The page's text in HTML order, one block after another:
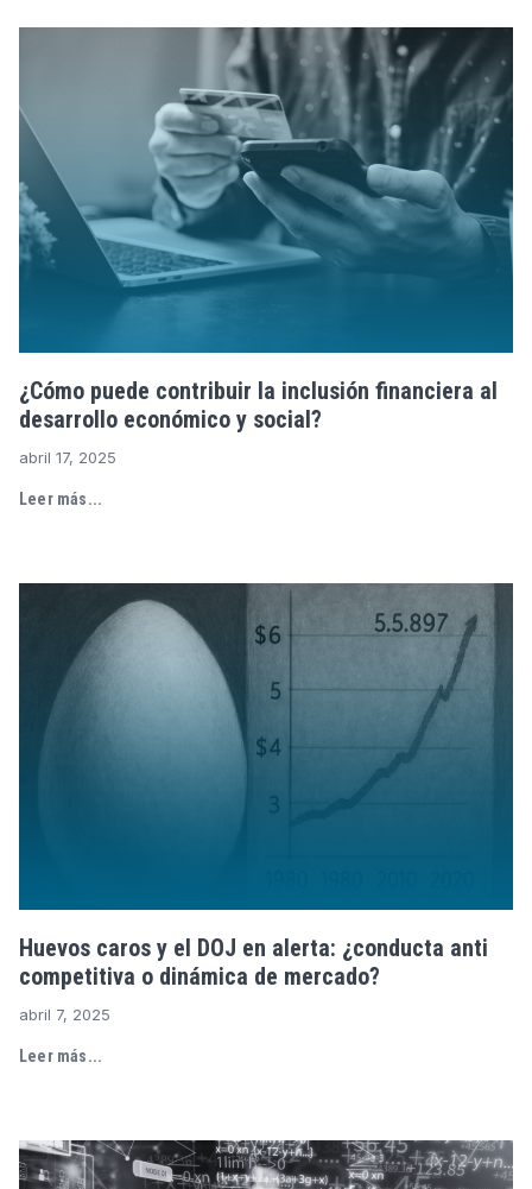
¿Cómo puede contribuir la inclusión financiera al
desarrollo económico y social?
abril 17, 2025
Leer más...
Huevos caros y el DOJ en alerta: ¿conducta anti
competitiva o dinámica de mercado?
abril 7, 2025
Leer más...